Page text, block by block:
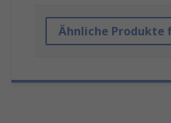
Ähnliche Produkte